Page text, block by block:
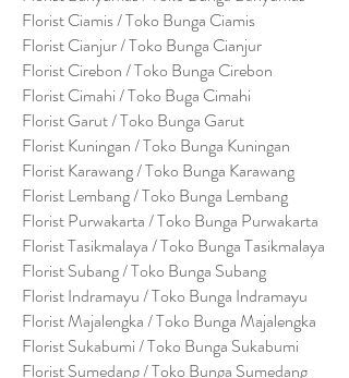
Florist Ciamis / Toko Bunga Ciamis
Florist Cianjur / Toko Bunga Cianjur
Florist Cirebon / Toko Bunga Cirebon
Florist Cimahi / Toko Buga Cimahi
Florist Garut / Toko Bunga Garut
Florist Kuningan / Toko Bunga Kuningan
Florist Karawang / Toko Bunga Karawang
Florist Lembang / Toko Bunga Lembang
Florist Purwakarta / Toko Bunga Purwakarta
Florist Tasikmalaya / Toko Bunga Tasikmalaya
Florist Subang / Toko Bunga Subang
Florist Indramayu / Toko Bunga Indramayu
Florist Majalengka / Toko Bunga Majalengka
Florist Sukabumi / Toko Bunga Sukabumi
Florist Sumedang / Toko Bunga Sumedang